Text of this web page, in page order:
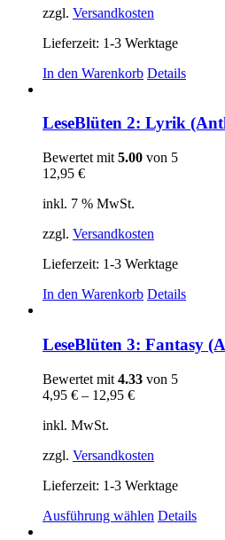
zzgl. Versandkosten
Lieferzeit: 1-3 Werktage
In den Warenkorb Details
LeseBlüten 2: Lyrik
Bewertet mit 5.00 von 5
12,95 €
inkl. 7 % MwSt.
zzgl. Versandkosten
Lieferzeit: 1-3 Werktage
In den Warenkorb Details
LeseBlüten 3: Fantasy
Bewertet mit 4.33 von 5
4,95 € – 12,95 €
inkl. MwSt.
zzgl. Versandkosten
Lieferzeit: 1-3 Werktage
Ausführung wählen Dieses
Details